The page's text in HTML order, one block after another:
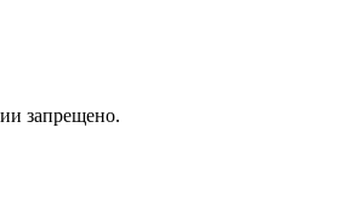
запрещено.